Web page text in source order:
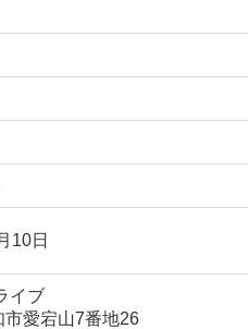
10日
イブ
市愛宕山7番地26